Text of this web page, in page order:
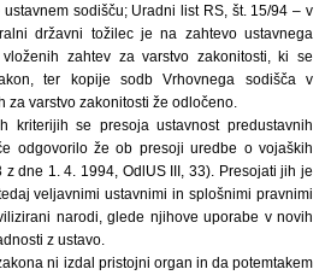
sodišču; Uradni list RS, št. 15/94 – v
državni tožilec je na zahtevo ustavnega
zahtev za varstvo zakonitosti, ki se
ter kopije sodb Vrhovnega sodišča v
za varstvo zakonitosti že odločeno.
kriterijih se presoja ustavnost predustavnih
odgovorilo že ob presoji uredbe o vojaških
dne 1. 4. 1994, OdlUS III, 33). Presojati jih je
veljavnimi ustavnimi in splošnimi pravnimi
narodi, glede njihove uporabe v novih
z ustavo.
ni izdal pristojni organ in da potemtakem